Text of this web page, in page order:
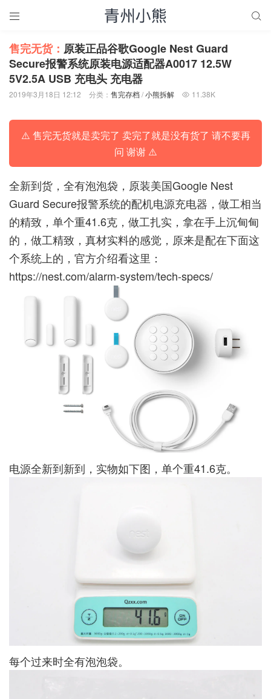
 
售完无货： 原装正品谷歌Google Nest Guard
Secure报警系统原装电源适配器A0017 12.5W
5V2.5A USB 充电头 充电器
2019年3月18日 12:12 分类： 售完存档/小熊拆解  11.38K
⚠️ 售完无货就是卖完了 卖完了就是没有货了 请不要再
问 谢谢 ⚠️
全新到货，全有泡泡袋，原装美国Google Nest
Guard Secure报警系统的配机电源充电器，做工相当
的精致，单个重41.6克，做工扎实，拿在手上沉甸甸
的，做工精致，真材实料的感觉，原来是配在下面这
个系统上的，官方介绍看这里：
https://nest.com/alarm-system/tech-specs/
电源全新到新到，实物如下图，单个重41.6克。
每个过来时全有泡泡袋。